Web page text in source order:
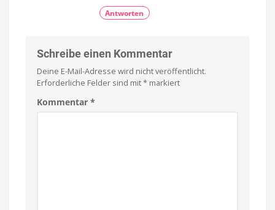
Antworten
Schreibe einen Kommentar
Deine E-Mail-Adresse wird nicht veröffentlicht.
Erforderliche Felder sind mit* markiert
Kommentar *